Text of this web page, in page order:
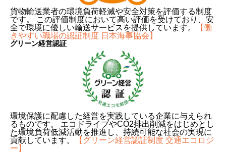
貨物輸送業者の環境負荷軽減や安全対策を評価する制度
です。 この評価制度において高い評価を受けており、安
全で環境に優しい輸送サービスを提供しています。
【働
きやすい職場の認証制度 日本海事協会】
グリーン経営認証
環境保護に配慮した経営を実践している企業に与えられ
るものです。 エコドライブやCO2排出削減をはじめとし
た環境負荷低減活動を推進し、持続可能な社会の実現に
貢献しています。
【グリーン経営認証制度 交通エコロジ
ー】